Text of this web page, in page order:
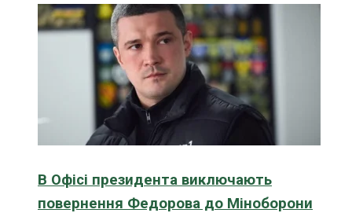
В Офісі президента виключають
повернення Федорова до Міноборони